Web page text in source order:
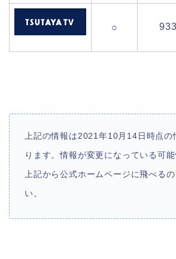
○
上記の情報は2021年10月14日時点の
ります。情報が変更になっている可能
上記から公式ホームページに飛べる
い。